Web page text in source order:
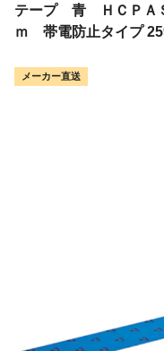
テープ 青 ＨＣＰＡ
ｍ 帯電防止タイプ
メーカー直送